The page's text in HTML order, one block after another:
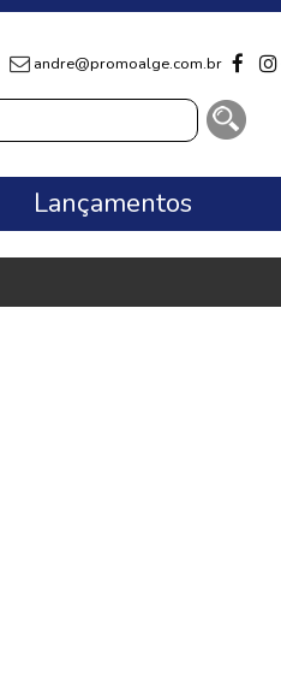
andre@promoalge.com.br
Lançamentos